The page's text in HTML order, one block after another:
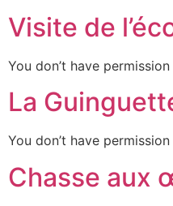
Visite de
You don’t have
La
You don’t have
Chasse aux